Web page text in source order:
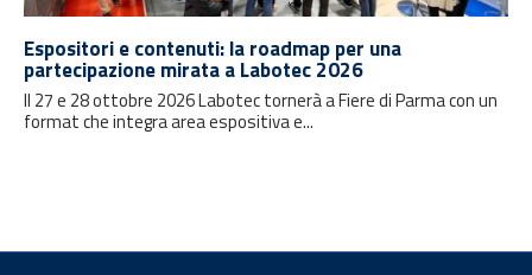
Espositori e contenuti: la roadmap per una
partecipazione mirata a Labotec 2026
Il 27 e 28 ottobre 2026 Labotec tornerà a Fiere di Parma con un
format che integra area espositiva e...